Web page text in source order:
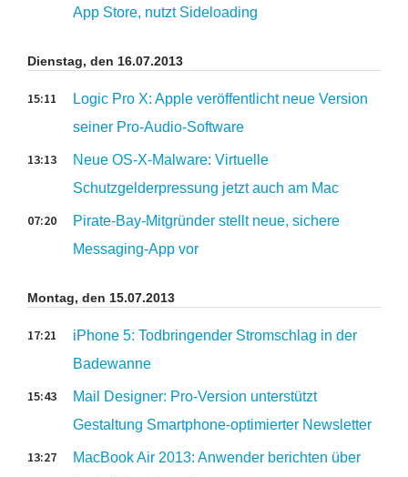
App Store, nutzt Sideloading
Dienstag, den 16.07.2013
Logic Pro X: Apple veröffentlicht neue Version
seiner Pro-Audio-Software
15:11
Neue OS-X-Malware: Virtuelle
Schutzgelderpressung jetzt auch am Mac
13:13
Pirate-Bay-Mitgründer stellt neue, sichere
Messaging-App vor
07:20
Montag, den 15.07.2013
iPhone 5: Todbringender Stromschlag in der
Badewanne
17:21
Mail Designer: Pro-Version unterstützt
Gestaltung Smartphone-optimierter Newsletter
15:43
MacBook Air 2013: Anwender berichten über
13:27